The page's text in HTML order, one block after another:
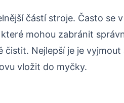
částí stroje. Často se
mohou zabránit
čistit. Nejlepší je je
vložit do myčky.